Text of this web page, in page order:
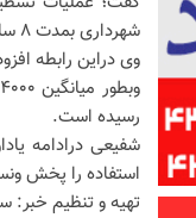
شهرداری بمدت ۸ ساعت بطور مداوم انجام شد.
رسیده است.
شفیعی درادامه
استفاده را پخش
تهیه و تنظیم خبر: